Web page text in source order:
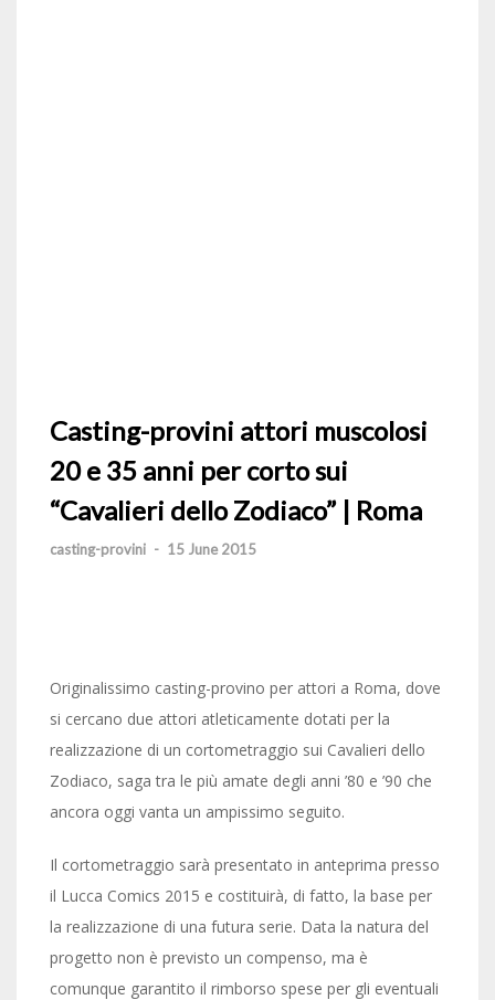
Casting-provini attori muscolosi
20 e 35 anni per corto sui
“Cavalieri dello Zodiaco” | Roma
casting-provini - 15 June 2015
Originalissimo casting-provino per attori a Roma, dove
si cercano due attori atleticamente dotati per la
realizzazione di un cortometraggio sui Cavalieri dello
Zodiaco, saga tra le più amate degli anni ’80 e ’90 che
ancora oggi vanta un ampissimo seguito.
Il cortometraggio sarà presentato in anteprima presso
il Lucca Comics 2015 e costituirà, di fatto, la base per
la realizzazione di una futura serie. Data la natura del
progetto non è previsto un compenso, ma è
comunque garantito il rimborso spese per gli eventuali